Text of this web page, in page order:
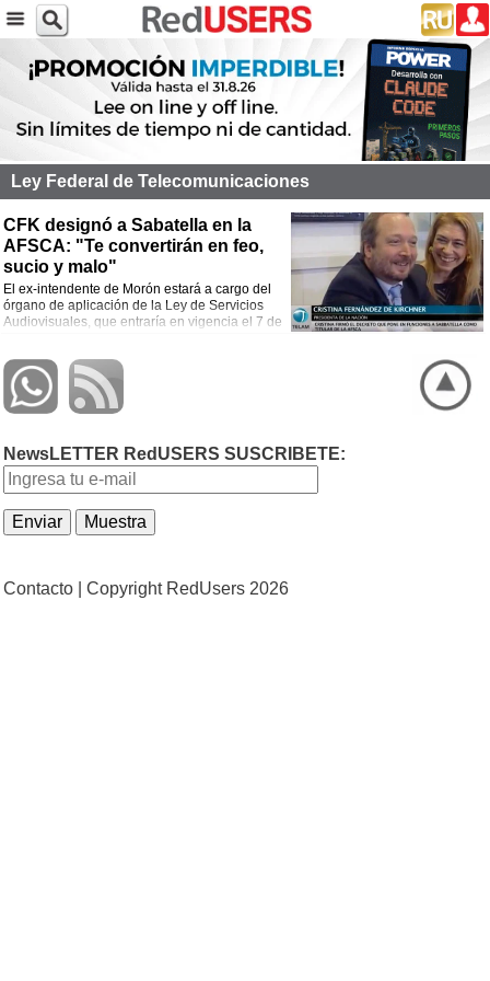
Ley Federal de Telecomunicaciones
CFK designó a Sabatella en la
AFSCA: "Te convertirán en feo,
sucio y malo"
El ex-intendente de Morón estará a cargo del
órgano de aplicación de la Ley de Servicios
Audiovisuales, que entraría en vigencia el 7 de
NewsLETTER RedUSERS SUSCRIBETE:
Contacto | Copyright RedUsers 2026